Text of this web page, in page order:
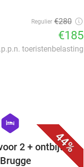
Regulier €280
€185
toeristenbelasting
44%
hexagon
hotel
2 + ontbijt bij